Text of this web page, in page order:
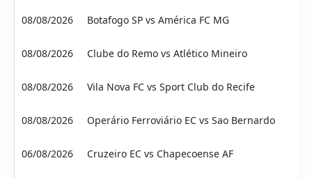
08/08/2026 Botafogo SP vs América FC MG
08/08/2026 Clube do Remo vs Atlético Mineiro
08/08/2026 Vila Nova FC vs Sport Club do Recife
08/08/2026 Operário Ferroviário EC vs Sao Bernardo
06/08/2026 Cruzeiro EC vs Chapecoense AF